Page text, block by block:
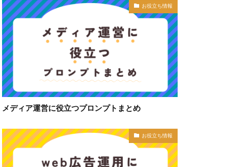
お役立ち情報
メディア運営に役立つプロンプトまとめ
お役立ち情報